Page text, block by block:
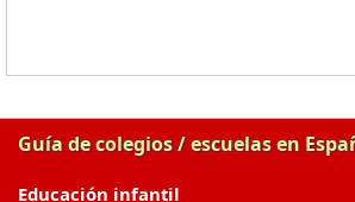
Guía de colegios / escuelas en
Educación infantil